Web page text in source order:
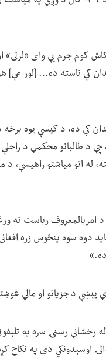
کوم جرم یې وای
کې ناسته ده… [لور مې]
د طالبانو محکمې د راحلې
اتو میاشتو راهیسې، د
ریاست ته
دوه سوه پنځوس زره
د جزیاتو او مالي
رسنۍ سره په
ولسوالۍ اوسېدونکي دی